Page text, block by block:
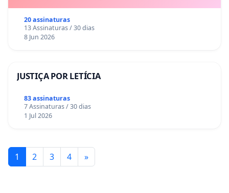
20 assinaturas
13 Assinaturas / 30 dias
8 Jun 2026
JUSTIÇA POR LETÍCIA
83 assinaturas
7 Assinaturas / 30 dias
1 Jul 2026
1 2 3 4 »